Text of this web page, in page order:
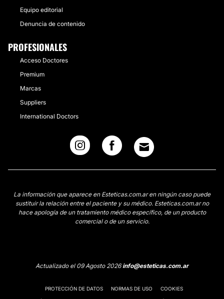
Equipo editorial
Denuncia de contenido
PROFESIONALES
Acceso Doctores
Premium
Marcas
Suppliers
International Doctors
La información que aparece en Esteticas.com.ar en ningún caso puede
sustituir la relación entre el paciente y su médico. Esteticas.com.ar no
hace apología de un tratamiento médico específico, de un producto
comercial o de un servicio.
Actualizado el 09 Agosto 2026info@esteticas.com.ar
PROTECCIÓN DE DATOS NORMAS DE USO COOKIES